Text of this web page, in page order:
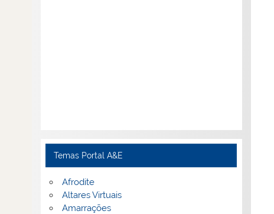
Temas Portal A&E
Afrodite
Altares Virtuais
Amarrações